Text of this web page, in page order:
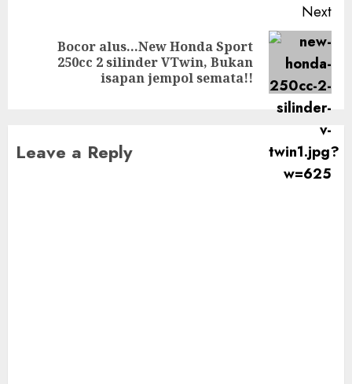
Next
Bocor alus…New Honda Sport
250cc 2 silinder VTwin, Bukan
isapan jempol semata!!
Leave a Reply